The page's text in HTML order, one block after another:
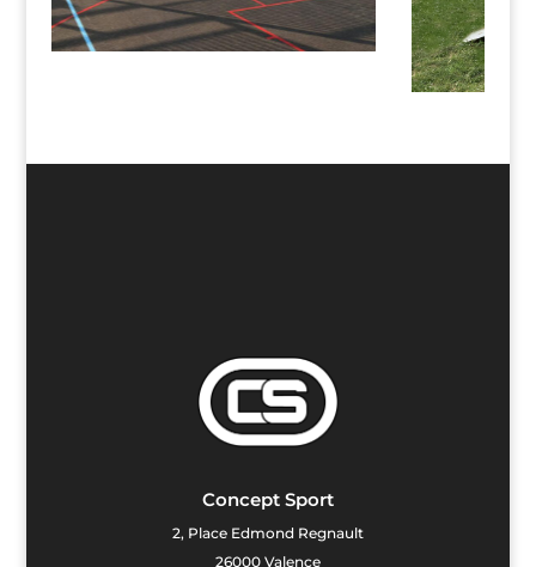
Concept Sport
2, Place Edmond Regnault
26000 Valence